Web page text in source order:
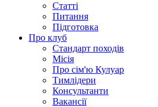
Статті
Питання
Підготовка
Про клуб
Стандарт походів
Місія
Про сім'ю Кулуар
Тимлідери
Консультанти
Вакансії